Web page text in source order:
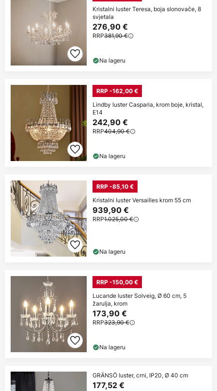
Kristalni luster Teresa, boja slonovače, 8
svjetala
276,90 €
RRP381,90 €
Na lageru
RRP -162,00 €
Lindby luster Casparia, krom boje, kristal,
E14
242,90 €
RRP404,90 €
Na lageru
RRP -85,10 €
Kristalni luster Versailles krom 55 cm
939,90 €
RRP1.025,00 €
Na lageru
RRP -150,00 €
Lucande luster Solveig, Ø 60 cm, 5
žarulja, krom
173,90 €
RRP323,90 €
Na lageru
GRÄNSÖ luster, crni, IP20, Ø 40 cm
177,52 €